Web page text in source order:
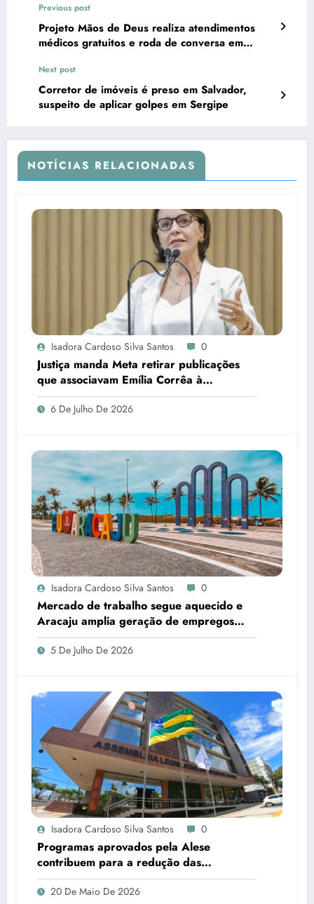
Previous post
Projeto Mãos de Deus realiza atendimentos
médicos gratuitos e roda de conversa em
Next post
Corretor de imóveis é preso em Salvador,
suspeito de aplicar golpes em Sergipe
NOTÍCIAS RELACIONADAS
Isadora Cardoso Silva Santos 0
Justiça manda Meta retirar publicações
que associavam Emília Corrêa à
corrupção e identificar responsáveis
6 De Julho De 2026
Isadora Cardoso Silva Santos 0
Mercado de trabalho segue aquecido e
Aracaju amplia geração de empregos
formais
5 De Julho De 2026
Isadora Cardoso Silva Santos 0
Programas aprovados pela Alese
contribuem para a redução das
desigualdades em Sergipe
20 De Maio De 2026